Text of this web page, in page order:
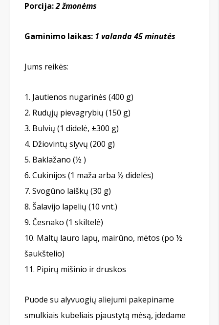
Porcija:2 žmonėms
Gaminimo laikas: 1 valanda 45 minutės
Jums reikės:
Jautienos nugarinės (400 g)
Rudųjų pievagrybių (150 g)
Bulvių (1 didelė, ±300 g)
Džiovintų slyvų (200 g)
Baklažano (½ )
Cukinijos (1 maža arba ½ didelės)
Svogūno laiškų (30 g)
Šalavijo lapelių (10 vnt.)
Česnako (1 skiltelė)
Maltų lauro lapų, mairūno, mėtos (po ½
šaukštelio)
Pipirų mišinio ir druskos
Puode su alyvuogių aliejumi pakepiname
smulkiais kubeliais pjaustytą mėsą, įdedame